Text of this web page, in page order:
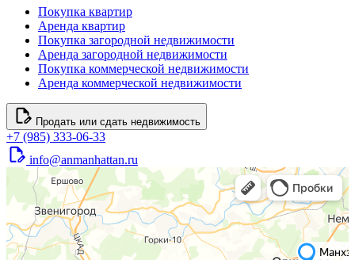
Покупка квартир
Аренда квартир
Покупка загородной недвижимости
Аренда загородной недвижимости
Покупка коммерческой недвижимости
Аренда коммерческой недвижимости
Продать или сдать недвижимость
+7 (985) 333-06-33
info@anmanhattan.ru